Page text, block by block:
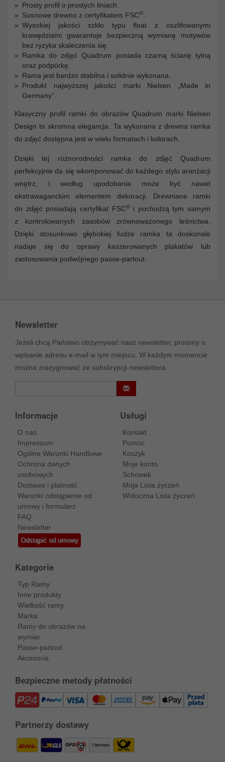
Prosty profil o prostych liniach.
Sosnowe drewno z certyfikatem FSC®
Wysokiej jakości szkło typu float z oszlifowanymi
krawędziami gwarantuje bezpieczną wymianę motywów
bez ryzyka skaleczenia się.
Ramka do zdjęć Quadrum posiada czarną ścianę tylną
oraz podpórkę.
Rama jest bardzo stabilna i solidnie wykonana.
Produkt najwyższej jakości marki Nielsen „Made in
Germany”.
Klasyczny profil ramki do obrazów Quadrum marki Nielsen
Design to skromna elegancja. Ta wykonana z drewna ramka
do zdjęć dostępna jest w wielu formatach i kolorach.
Dzięki tej różnorodności ramka do zdjęć Quadrum
perfekcyjnie da się wkomponować do każdego stylu aranżacji
wnętrz, i według upodobania może być nawet
ekstrawaganckim elementem dekoracji. Drewniane ramki
do zdjęć posiadają certyfikat FSC®i pochodzą tym samym
z kontrolowanych zasobów zrównoważonego leśnictwa.
Dzięki stosunkowo głębokiej fudze ramka ta doskonale
nadaje się do oprawy kaszerowanych plakatów lub
zastosowania podwójnego passe-partout.
Newsletter
Jeżeli chcą Państwo otrzymywać nasz newsletter, prosimy o
wpisanie adresu e-mail w tym miejscu. W każdym momencie
można zrezygnować ze subskrypcji newslettera.
Informacje
O nas
Impressum
Ogólne Warunki Handlowe
Ochrona danych
osobowych
Dostawa i platność
Warunki odstąpienie od
umowy i formularz
FAQ
Newsletter
Odstąpić od umowy
Usługi
Kontakt
Pomoc
Koszyk
Moje konto
Schowek
Moja Lista życzeń
Widoczna Lista życzeń
Kategorie
Typ Ramy
Inne produkty
Wielkość ramy
Marka
Ramy do obrazów na
wymiar
Passe-partout
Akcesoria
Bezpieczne metody płatności
Partnerzy dostawy